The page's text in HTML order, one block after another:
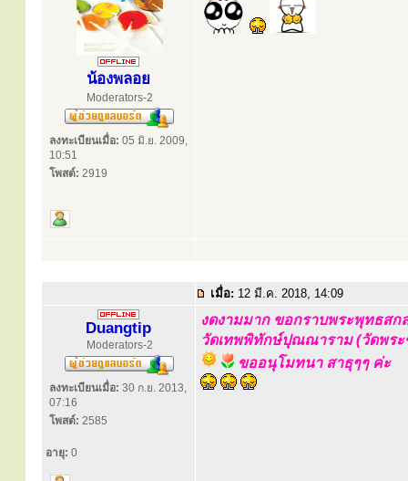
น้องพลอย
Moderators-2
ลงทะเบียนเมื่อ: 05 มิ.ย. 2009,
10:51
โพสต์: 2919
เมื่อ: 12 มี.ค. 2018, 14:09
Duangtip
Moderators-2
ลงทะเบียนเมื่อ: 30 ก.ย. 2013,
07:16
โพสต์: 2585
อายุ: 0
งดงามมาก ขอกราบพระพุทธสก
วัดเทพพิทักษ์ปุณณาราม (วัดพระ
ขออนุโมทนา สาธุๆๆ ค่ะ